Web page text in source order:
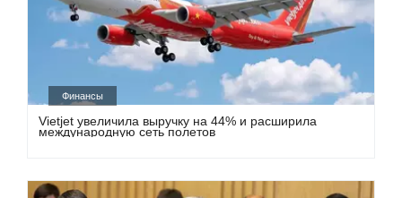
Финансы
Vietjet увеличила выручку на 44% и расширила
международную сеть полетов